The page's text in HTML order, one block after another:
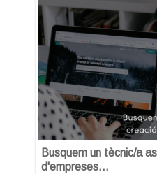
Busquem un tècnic/a
d'empreses…